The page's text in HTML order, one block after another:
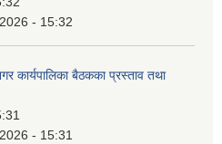
- 15:32
बैठकका प्रस्ताव तथा
- 15:31